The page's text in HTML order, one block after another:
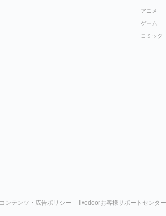
アニメ
ゲーム
コミック
コンテンツ・広告ポリシー livedoorお客様サポートセンター